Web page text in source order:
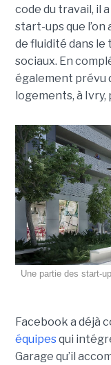
code du travail, il
start-ups que l’on
de fluidité dans le
sociaux. En
également prévu
logements, à
Une partie des start-
Facebook a déjà
équipesqui
Garage qu’il